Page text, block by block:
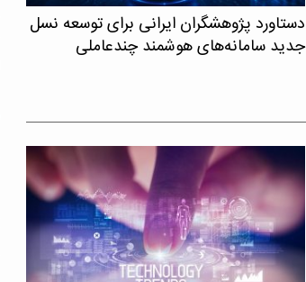
دستاورد پژوهشگران ایرانی برای توسعه نسل
جدید سامانه‌های هوشمند چندعاملی